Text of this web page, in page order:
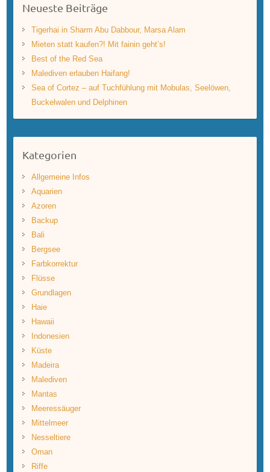
Neueste Beiträge
Tigerhai in Sharm Abu Dabbour, Marsa Alam
Mieten statt kaufen?! Mit fainin geht’s!
Best of the Red Sea
Malediven erlauben Haifang!
Sea of Cortez – auf Tuchfühlung mit Mobulas, Seelöwen,
Buckelwalen und Delphinen
Kategorien
Allgemeine Infos
Aquarien
Azoren
Backup
Bali
Bergsee
Farbkorrektur
Flüsse
Grundlagen
Haie
Hawaii
Indonesien
Küste
Madeira
Malediven
Mantas
Meeressäuger
Mittelmeer
Nesseltiere
Oman
Riffe